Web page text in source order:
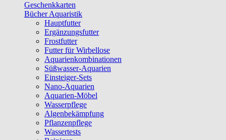
Geschenkkarten
Bücher Aquaristik
Hauptfutter
Ergänzungsfutter
Frostfutter
Futter für Wirbellose
Aquarienkombinationen
Süßwasser-Aquarien
Einsteiger-Sets
Nano-Aquarien
Aquarien-Möbel
Wasserpflege
Algenbekämpfung
Pflanzenpflege
Wassertests